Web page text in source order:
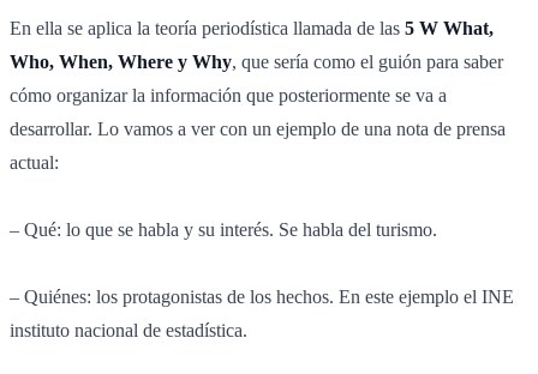
En ella se aplica la teoría periodística llamada de las 5 W What,
Who, When, Where y Why, que sería como el guión para saber
cómo organizar la información que posteriormente se va a
desarrollar. Lo vamos a ver con un ejemplo de una nota de prensa
actual:
– Qué: lo que se habla y su interés. Se habla del turismo.
– Quiénes: los protagonistas de los hechos. En este ejemplo el INE
instituto nacional de estadística.